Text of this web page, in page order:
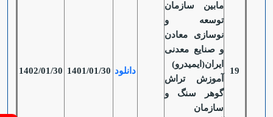
19
مابین سازمان
توسعه و
نوسازی معادن
و صنایع معدنی
ایران(ایمیدرو)
آموزش تراش
گوهر سنگ و
سازمان
دانلود 1401/01/30
1402/01/30